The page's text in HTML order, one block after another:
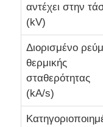
μεταλλικός
Διακόπτης
Διακόπτης
αντέχει στην
(kV)
Διορισμένο
θερμικής
σταθερότητας
(kA/s)